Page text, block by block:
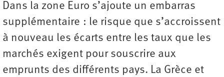
Dans la zone Euro s’ajoute un embarras
supplémentaire : le risque que s’accroissent
à nouveau les écarts entre les taux que les
marchés exigent pour souscrire aux
emprunts des différents pays. La Grèce et